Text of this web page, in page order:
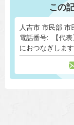
この
人吉市 市民部 市
電話番号:
【代
におつなぎしま